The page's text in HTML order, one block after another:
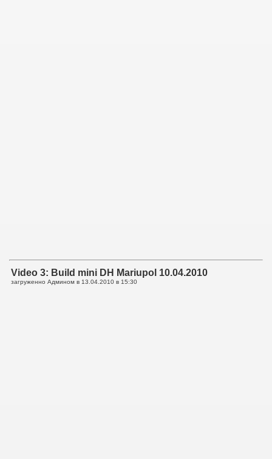
Video 3: Build mini DH Mariupol 10.04.2010
загруженно Админом в 13.04.2010 в 15:30